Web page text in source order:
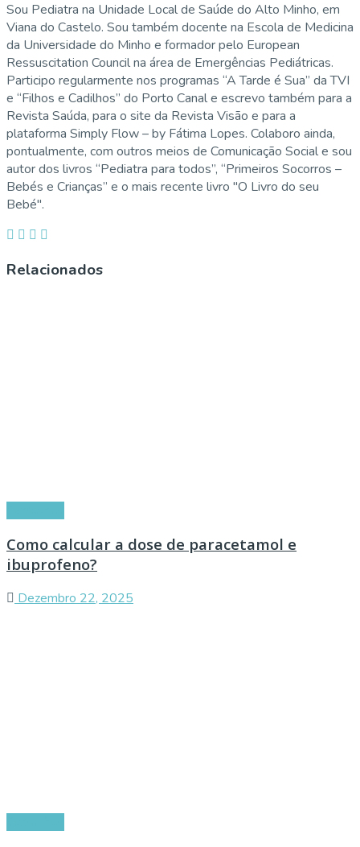
Sou Pediatra na Unidade Local de Saúde do Alto Minho, em
Viana do Castelo. Sou também docente na Escola de Medicina
da Universidade do Minho e formador pelo European
Ressuscitation Council na área de Emergências Pediátricas.
Participo regularmente nos programas “A Tarde é Sua” da TVI
e “Filhos e Cadilhos” do Porto Canal e escrevo também para a
Revista Saúda, para o site da Revista Visão e para a
plataforma Simply Flow – by Fátima Lopes. Colaboro ainda,
pontualmente, com outros meios de Comunicação Social e sou
autor dos livros “Pediatra para todos”, “Primeiros Socorros –
Bebés e Crianças” e o mais recente livro "O Livro do seu
Bebé".
Relacionados
Como calcular a dose de paracetamol e
ibuprofeno?
Dezembro 22, 2025